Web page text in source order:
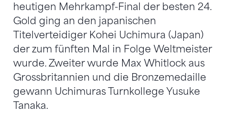
heutigen Mehrkampf-Final der besten 24.
Gold ging an den japanischen
Titelverteidiger Kohei Uchimura (Japan)
der zum fünften Mal in Folge Weltmeister
wurde. Zweiter wurde Max Whitlock aus
Grossbritannien und die Bronzemedaille
gewann Uchimuras Turnkollege Yusuke
Tanaka.